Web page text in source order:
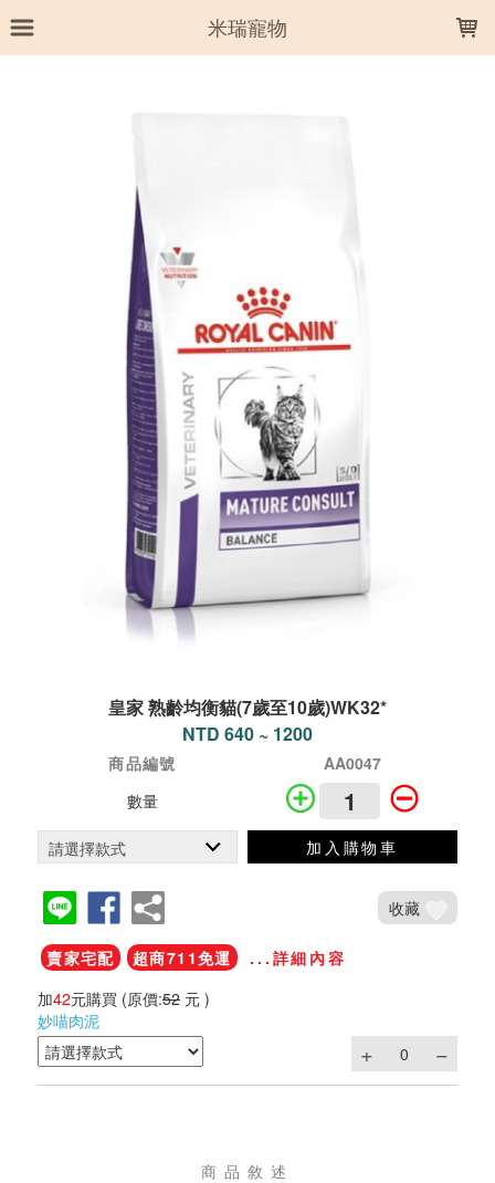
米瑞寵物
皇家 熟齡均衡貓(7歲至10歲)WK32*
NTD 640 ~ 1200
商品編號
AA0047
數量
加入購物車
收藏
賣家宅配 超商711免運
...詳細內容
加42元購買 (原價:52 元 )
妙喵肉泥
商品敘述